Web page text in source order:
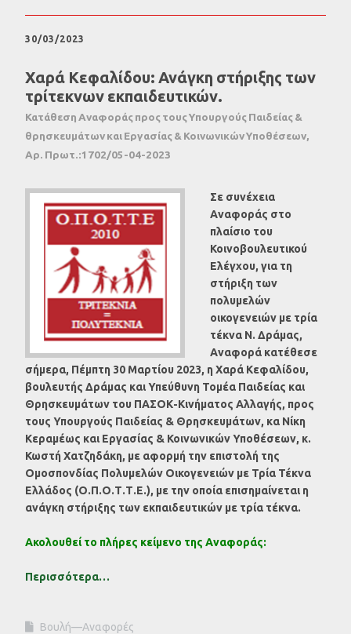
30/03/2023
Χαρά Κεφαλίδου: Ανάγκη στήριξης των
τρίτεκνων εκπαιδευτικών.
Κατάθεση Αναφοράς προς τους Υπουργούς Παιδείας &
θρησκευμάτων και Εργασίας & Κοινωνικών Υποθέσεων,
Αρ. Πρωτ.:1702/05-04-2023
Σε συνέχεια
Αναφοράς στο
πλαίσιο του
Κοινοβουλευτικού
Ελέγχου, για τη
στήριξη των
πολυμελών
οικογενειών με τρία
τέκνα Ν. Δράμας,
Αναφορά κατέθεσε
σήμερα, Πέμπτη 30 Μαρτίου 2023, η Χαρά Κεφαλίδου,
βουλευτής Δράμας και Υπεύθυνη Τομέα Παιδείας και
Θρησκευμάτων του ΠΑΣΟΚ-Κινήματος Αλλαγής, προς
τους Υπουργούς Παιδείας & Θρησκευμάτων, κα Νίκη
Κεραμέως και Εργασίας & Κοινωνικών Υποθέσεων, κ.
Κωστή Χατζηδάκη, με αφορμή την επιστολή της
Ομοσπονδίας Πολυμελών Οικογενειών με Τρία Τέκνα
Ελλάδος (Ο.Π.Ο.Τ.Τ.Ε.), με την οποία επισημαίνεται η
ανάγκη στήριξης των εκπαιδευτικών με τρία τέκνα.
Ακολουθεί το πλήρες κείμενο της Αναφοράς:
Περισσότερα…
Βουλή—Αναφορές